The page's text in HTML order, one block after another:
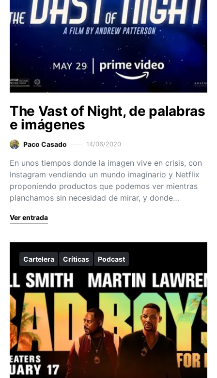
The Vast of Night, de palabras
e imágenes
Paco Casado 14/06/2020
En unos tiempos donde la imagen vive en crisis, con
Instagram vendiendo un mundo imaginario y Netflix
proponiendo productos que podemos ver mientras
planchamos sin necesidad de mirar, y donde…
Ver entrada
Cartelera Críticas Podcast